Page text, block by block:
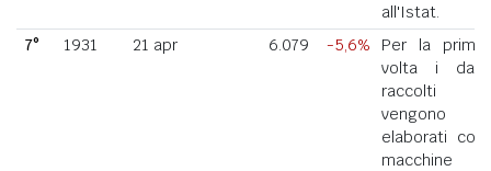
all'Istat.
7°
1931 21 apr 6.079 -5,6%
Per la prima
volta i dati
raccolti
vengono
elaborati con
macchine